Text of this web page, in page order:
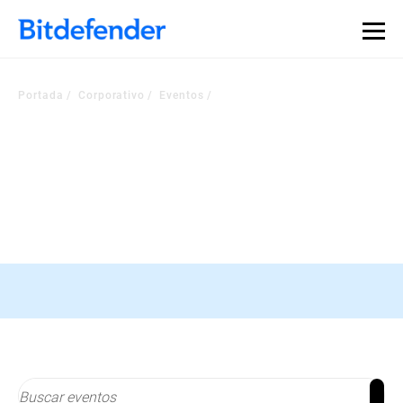
Portada Corporativo Eventos